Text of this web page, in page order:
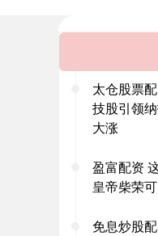
太仓股票
技股引领
大涨
盈富配资
皇帝柴荣
免息炒股